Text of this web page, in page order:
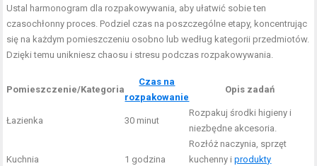
Ustal harmonogram dla rozpakowywania, aby ułatwić sobie ten
czasochłonny proces. Podziel czas na poszczególne etapy, koncentrując
się na każdym pomieszczeniu osobno lub według kategorii przedmiotów.
Dzięki temu unikniesz chaosu i stresu podczas rozpakowywania.
Pomieszczenie/Kategoria
Czas na
rozpakowanie
Opis zadań
Łazienka 30 minut
Rozpakuj środki higieny i
niezbędne akcesoria.
Kuchnia 1 godzina
Rozłóż naczynia, sprzęt
kuchenny iprodukty